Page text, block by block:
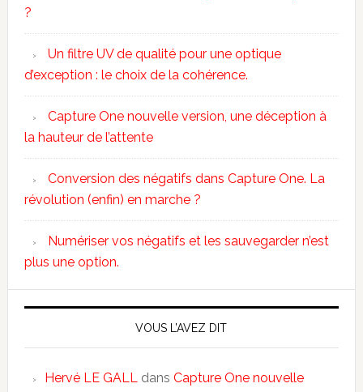
?
Un filtre UV de qualité pour une optique
d’exception : le choix de la cohérence.
Capture One nouvelle version, une déception à
la hauteur de l’attente
Conversion des négatifs dans Capture One. La
révolution (enfin) en marche ?
Numériser vos négatifs et les sauvegarder n’est
plus une option.
VOUS L’AVEZ DIT
Hervé LE GALL dans Capture One nouvelle